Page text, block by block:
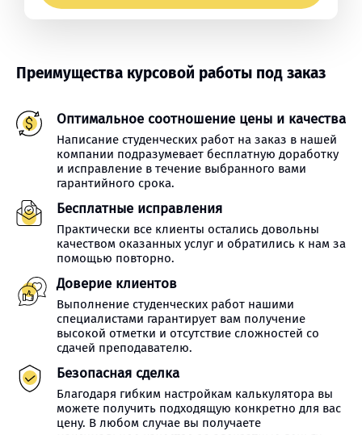
Преимущества курсовой работы под заказ
Оптимальное соотношение цены и качества
Написание студенческих работ на заказ в нашей
компании подразумевает бесплатную доработку
и исправление в течение выбранного вами
гарантийного срока.
Бесплатные исправления
Практически все клиенты остались довольны
качеством оказанных услуг и обратились к нам за
помощью повторно.
Доверие клиентов
Выполнение студенческих работ нашими
специалистами гарантирует вам получение
высокой отметки и отсутствие сложностей со
сдачей преподавателю.
Безопасная сделка
Благодаря гибким настройкам калькулятора вы
можете получить подходящую конкретно для вас
цену. В любом случае вы получаете